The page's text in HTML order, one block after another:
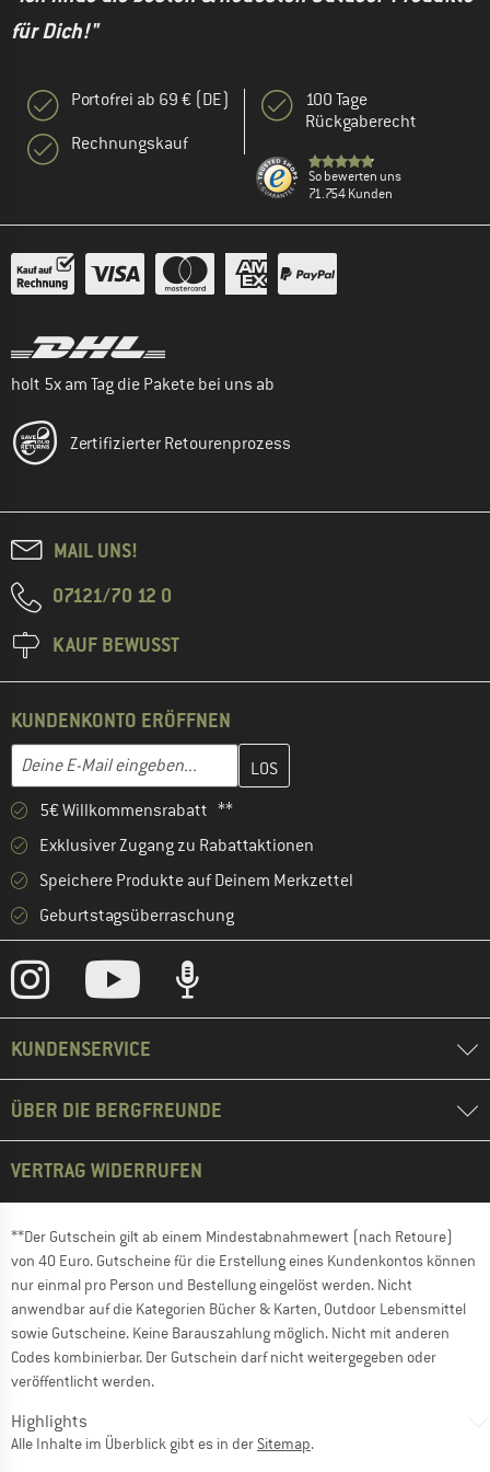
für Dich!"
Portofrei ab 69 € (DE)
Rechnungskauf
100 Tage
Rückgaberecht
So bewerten uns
71.754 Kunden
holt 5x am Tag die Pakete bei uns ab
Zertifizierter Retourenprozess
MAIL UNS!
07121/70 12 0
KAUF BEWUSST
KUNDENKONTO ERÖFFNEN
E-Mail-Adresse
Gib hier deine E-Mail-Adresse ein und erstelle im nächsten
5€ Willkommensrabatt **
Exklusiver Zugang zu Rabattaktionen
Speichere Produkte auf Deinem Merkzettel
Geburtstagsüberraschung
KUNDENSERVICE
ÜBER DIE BERGFREUNDE
VERTRAG WIDERRUFEN
**Der Gutschein gilt ab einem Mindestabnahmewert (nach Retoure)
von 40 Euro. Gutscheine für die Erstellung eines Kundenkontos können
nur einmal pro Person und Bestellung eingelöst werden. Nicht
anwendbar auf die Kategorien Bücher & Karten, Outdoor Lebensmittel
sowie Gutscheine. Keine Barauszahlung möglich. Nicht mit anderen
Codes kombinierbar. Der Gutschein darf nicht weitergegeben oder
veröffentlicht werden.
Highlights
Alle Inhalte im Überblick gibt es in der Sitemap.